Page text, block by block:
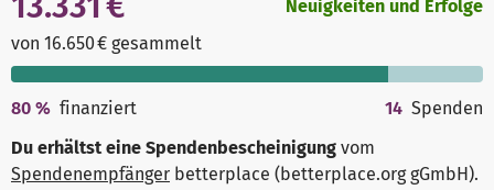
von 16.650 € gesammelt
Neuigkeiten und Erfolge
80 % finanziert 14 Spenden
Du erhältst eine Spendenbescheinigung vom
Spendenempfänger betterplace (betterplace.org gGmbH).